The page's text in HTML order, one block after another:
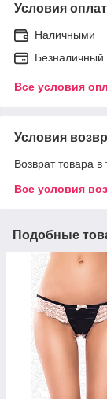
Условия
Наличными
Безналичный
Все условия
Условия
Возврат товара
Все условия
Подобные